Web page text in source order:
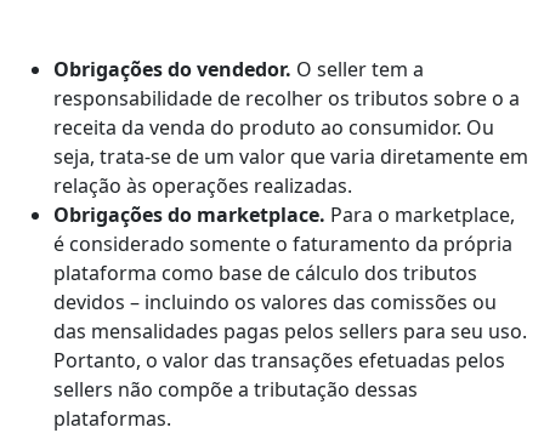
Obrigações do vendedor. O seller tem a
responsabilidade de recolher os tributos sobre o a
receita da venda do produto ao consumidor. Ou
seja, trata-se de um valor que varia diretamente em
relação às operações realizadas.
Obrigações do marketplace. Para o marketplace,
é considerado somente o faturamento da própria
plataforma como base de cálculo dos tributos
devidos – incluindo os valores das comissões ou
das mensalidades pagas pelos sellers para seu uso.
Portanto, o valor das transações efetuadas pelos
sellers não compõe a tributação dessas
plataformas.